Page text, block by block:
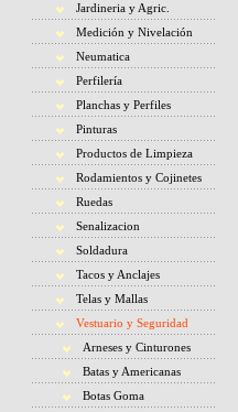
Jardineria y Agric.
Medición y Nivelación
Neumatica
Perfilería
Planchas y Perfiles
Pinturas
Productos de Limpieza
Rodamientos y Cojinetes
Ruedas
Senalizacion
Soldadura
Tacos y Anclajes
Telas y Mallas
Vestuario y Seguridad
Arneses y Cinturones
Batas y Americanas
Botas Goma